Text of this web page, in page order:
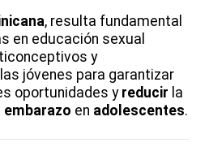
, resulta fundamental
en educación sexual
y
jóvenes para garantizar
oportunidades y reducir la
embarazo en adolescentes.